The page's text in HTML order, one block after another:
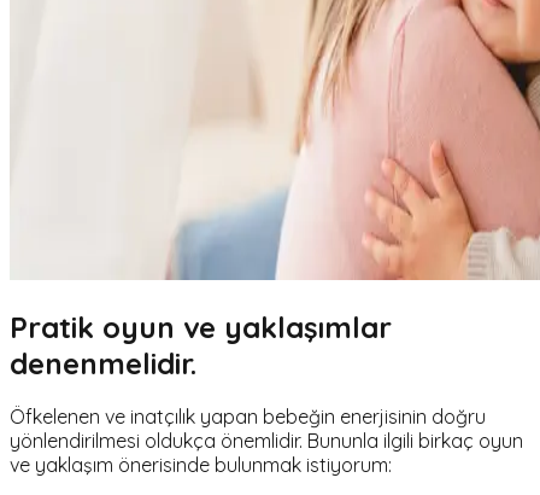
Pratik oyun ve yaklaşımlar
denenmelidir.
Öfkelenen ve inatçılık yapan bebeğin enerjisinin doğru
yönlendirilmesi oldukça önemlidir. Bununla ilgili birkaç oyun
ve yaklaşım önerisinde bulunmak istiyorum: